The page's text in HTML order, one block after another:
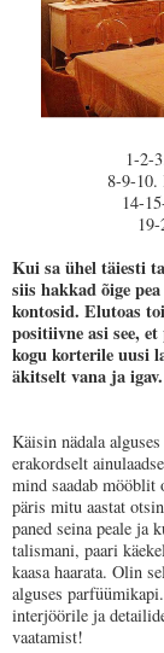
1-2-
8-9-10.
14-
Kui sa ühel täiesti
siis hakkad õige pea
kontosid. Elutoas
positiivne asi see,
kogu korterile uusi
äkitselt vana ja
Käisin nädala
erakordselt
mind saadab mööblit
päris mitu aastat
paned seina peale ja
talismani, paari
kaasa haarata. Olin
alguses
interjöörile ja
vaatamist!